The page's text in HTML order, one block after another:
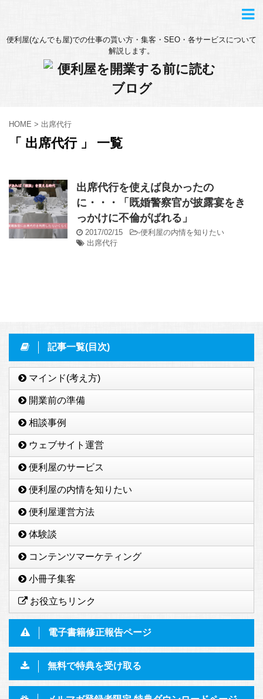
便利屋(なんでも屋)での仕事の貰い方・集客・SEO・各サービスについて
解説します。
HOME > 出席代行
「 出席代行 」 一覧
出席代行を使えば良かったの
に・・・「既婚警察官が披露宴をき
っかけに不倫がばれる」
2017/02/15 -便利屋の内情を知りたい
出席代行
記事一覧(目次)
マインド(考え方)
開業前の準備
相談事例
ウェブサイト運営
便利屋のサービス
便利屋の内情を知りたい
便利屋運営方法
体験談
コンテンツマーケティング
小冊子集客
お役立ちリンク
電子書籍修正報告ページ
無料で特典を受け取る